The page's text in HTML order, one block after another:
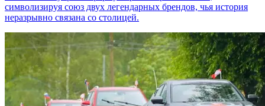
символизируя союз двух легендарных брендов, чья история
неразрывно связана со столицей.